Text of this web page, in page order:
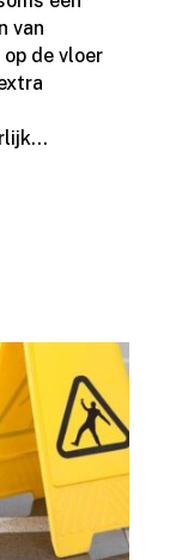
van
de vloer